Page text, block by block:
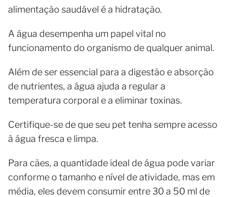
alimentação saudável é a hidratação.
A água desempenha um papel vital no
funcionamento do organismo de qualquer animal.
Além de ser essencial para a digestão e absorção
de nutrientes, a água ajuda a regular a
temperatura corporal e a eliminar toxinas.
Certifique-se de que seu pet tenha sempre acesso
à água fresca e limpa.
Para cães, a quantidade ideal de água pode variar
conforme o tamanho e nível de atividade, mas em
média, eles devem consumir entre 30 a 50 ml de